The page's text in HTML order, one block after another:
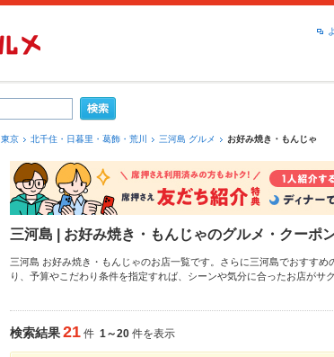
東京 北千住・日暮里・葛飾・荒川 三河島 グルメ お好み焼き・もんじゃ
三河島 | お好み焼き・もんじゃのグルメ・クーポ
三河島 お好み焼き・もんじゃのお店一覧です。さらに三河島でおすすめ
り、予算やこだわり条件を指定すれば、シーンや気分に合ったお店が
ん、こだわりメニューや季節のおすすめ料理など、お店の最新情報を
検索結果21 件 1～20 件を表示